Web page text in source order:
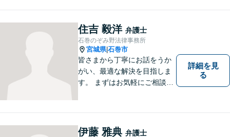
ら、お気軽にお声がけくださ
い。
住吉 毅洋 弁護士
石巻のぞみ野法律事務所
宮城県|石巻市
皆さまから丁寧にお話をうか
がい、最適な解決を目指しま
す。 まずはお気軽にご相談く
詳細を見
る
伊藤 雅典 弁護士